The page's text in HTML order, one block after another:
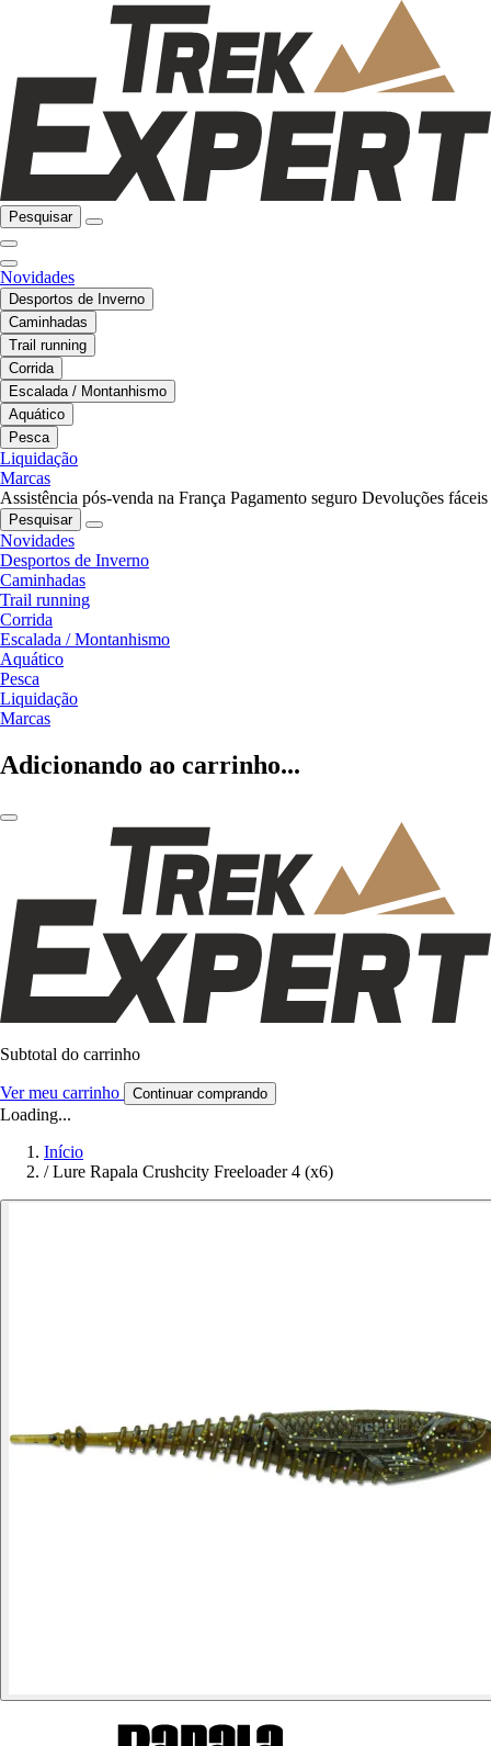
Pesquisar
Novidades
Desportos de Inverno
Caminhadas
Trail running
Corrida
Escalada / Montanhismo
Aquático
Pesca
Liquidação
Marcas
Assistência pós-venda na França Pagamento seguro Devoluções fáceis
Pesquisar
Novidades
Desportos de Inverno
Caminhadas
Trail running
Corrida
Escalada / Montanhismo
Aquático
Pesca
Liquidação
Marcas
Adicionando ao carrinho...
Subtotal do carrinho
Ver meu carrinho Continuar comprando
Loading...
Início
/ Lure Rapala Crushcity Freeloader 4 (x6)